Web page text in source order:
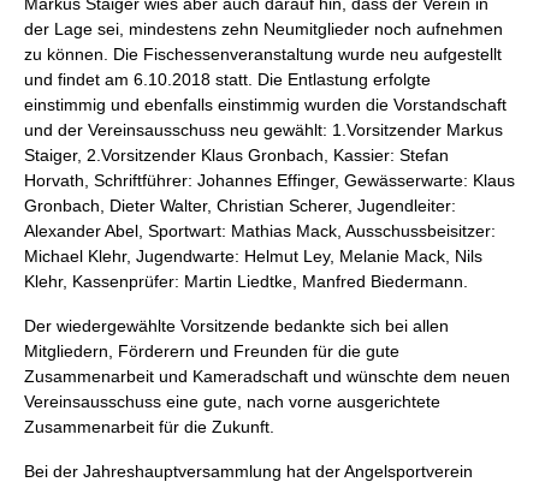
der Lage sei, mindestens zehn Neumitglieder noch aufnehmen
zu können. Die Fischessenveranstaltung wurde neu aufgestellt
und findet am 6.10.2018 statt. Die Entlastung erfolgte
einstimmig und ebenfalls einstimmig wurden die Vorstandschaft
und der Vereinsausschuss neu gewählt: 1.Vorsitzender Markus
Staiger, 2.Vorsitzender Klaus Gronbach, Kassier: Stefan
Horvath, Schriftführer: Johannes Effinger, Gewässerwarte: Klaus
Gronbach, Dieter Walter, Christian Scherer, Jugendleiter:
Alexander Abel, Sportwart: Mathias Mack, Ausschussbeisitzer:
Michael Klehr, Jugendwarte: Helmut Ley, Melanie Mack, Nils
Klehr, Kassenprüfer: Martin Liedtke, Manfred Biedermann.
Der wiedergewählte Vorsitzende bedankte sich bei allen
Mitgliedern, Förderern und Freunden für die gute
Zusammenarbeit und Kameradschaft und wünschte dem neuen
Vereinsausschuss eine gute, nach vorne ausgerichtete
Zusammenarbeit für die Zukunft.
Bei der Jahreshauptversammlung hat der Angelsportverein